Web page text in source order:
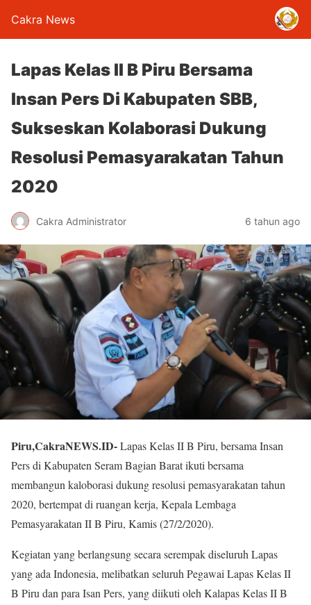
Cakra News
Lapas Kelas II B Piru Bersama
Insan Pers Di Kabupaten SBB,
Sukseskan Kolaborasi Dukung
Resolusi Pemasyarakatan Tahun
2020
Cakra Administrator 6 tahun ago
Piru,CakraNEWS.ID-Lapas Kelas II B Piru, bersama Insan
Pers di Kabupaten Seram Bagian Barat ikuti bersama
membangun kaloborasi dukung resolusi pemasyarakatan tahun
2020, bertempat di ruangan kerja, Kepala Lembaga
Pemasyarakatan II B Piru, Kamis (27/2/2020).
Kegiatan yang berlangsung secara serempak diseluruh Lapas
yang ada Indonesia, melibatkan seluruh Pegawai Lapas Kelas II
B Piru dan para Isan Pers, yang diikuti oleh Kalapas Kelas II B